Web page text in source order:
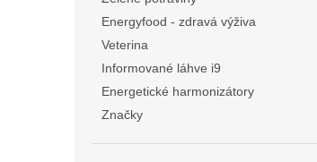
Energyfood - zdravá výživa
Veterina
Informované láhve i9
Energetické harmonizátory
Značky